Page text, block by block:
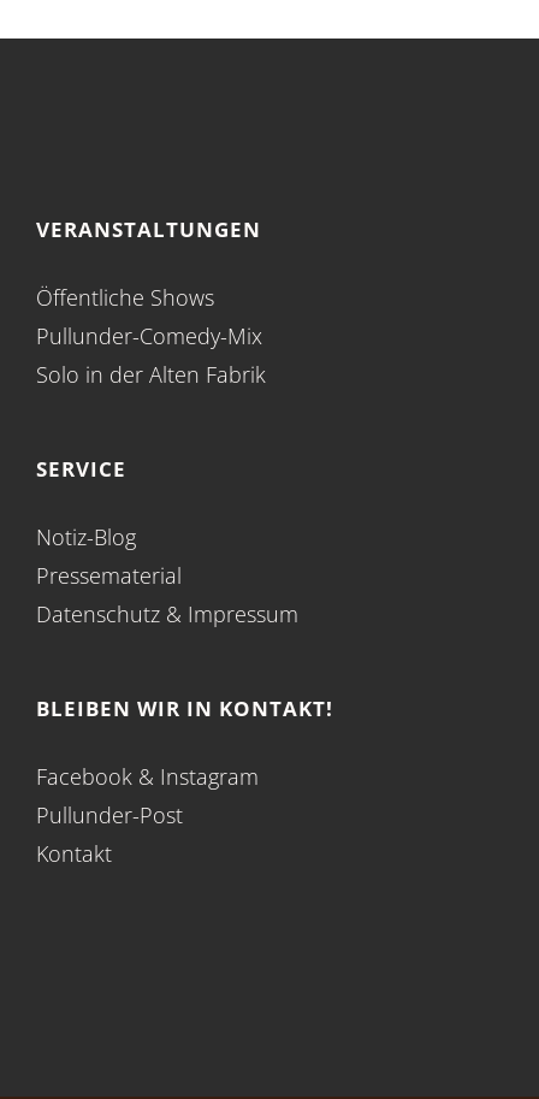
VERANSTALTUNGEN
Öffentliche Shows
Pullunder-Comedy-Mix
Solo in der Alten Fabrik
SERVICE
Notiz-Blog
Pressematerial
Datenschutz & Impressum
BLEIBEN WIR IN KONTAKT!
Facebook & Instagram
Pullunder-Post
Kontakt